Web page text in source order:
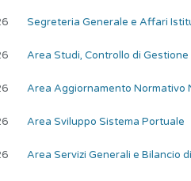
Segreteria Generale e Affari
Area Studi, Controllo di
Area Aggiornamento Normativo
Area Sviluppo Sistema Portuale
Area Servizi Generali e Bilancio